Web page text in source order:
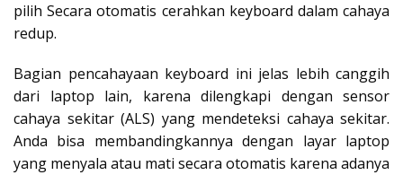
pilih Secara otomatis cerahkan keyboard dalam cahaya
redup.
Bagian pencahayaan keyboard ini jelas lebih canggih
dari laptop lain, karena dilengkapi dengan sensor
cahaya sekitar (ALS) yang mendeteksi cahaya sekitar.
Anda bisa membandingkannya dengan layar laptop
yang menyala atau mati secara otomatis karena adanya